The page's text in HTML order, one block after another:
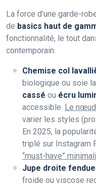
La force d’une garde-
de basics haut de
fonctionnalité, le tout
contemporain.
Chemise col
biologique ou soie
cassé ou écru
accessible. Le
varier les styles
En 2025, la
triplé sur Instagram
“must-have”
Jupe droite fendue
froide ou viscose